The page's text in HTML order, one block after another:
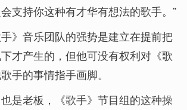
支持你这种有才华有想法的歌手。”
》音乐团队的强势是建立在提前把
才产生的，但他可没有权利对《歌
手的事情指手画脚。
是老板，《歌手》节目组的这种操